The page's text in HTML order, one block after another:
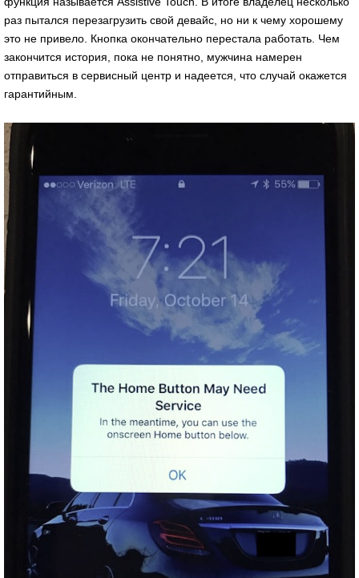
раз пытался перезагрузить свой девайс, но ни к чему хорошему
это не привело. Кнопка окончательно перестала работать. Чем
закончится история, пока не понятно, мужчина намерен
отправиться в сервисный центр и надеется, что случай окажется
гарантийным.